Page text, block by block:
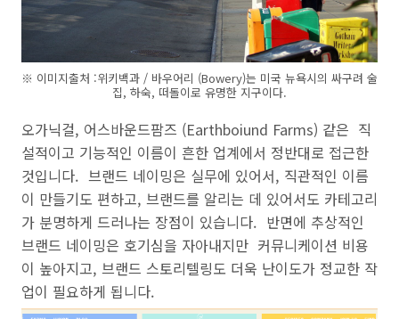
※ 이미지출처 :위키백과 / 바우어리 (Bowery)는 미국 뉴욕시의 싸구려 술
집, 하숙, 떠돌이로 유명한 지구이다.
오가닉걸, 어스바운드팜즈 (Earthboiund Farms) 같은 직
설적이고 기능적인 이름이 흔한 업계에서 정반대로 접근한
것입니다. 브랜드 네이밍은 실무에 있어서, 직관적인 이름
이 만들기도 편하고, 브랜드를 알리는 데 있어서도 카테고리
가 분명하게 드러나는 장점이 있습니다. 반면에 추상적인
브랜드 네이밍은 호기심을 자아내지만 커뮤니케이션 비용
이 높아지고, 브랜드 스토리텔링도 더욱 난이도가 정교한 작
업이 필요하게 됩니다.